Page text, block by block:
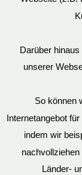
Darüber
unserer
So können
Internetangebot
indem wir
Länder-